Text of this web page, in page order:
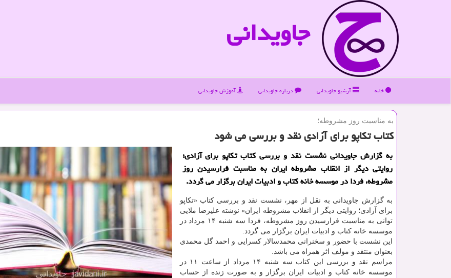
جاویدانی
خانه آرشیو جاویدانی درباره جاویدانی آموزش جاویدانی
به مناسبت روز مشروطه؛
كتاب تكاپو برای آزادی نقد و بررسی می شود
به گزارش جاویدانی نشست نقد و بررسی كتاب تكاپو برای آزادی؛
روایتی دیگر از انقلاب مشروطه ایران به مناسبت فرارسیدن روز
مشروطه، فردا در موسسه خانه كتاب و ادبیات ایران برگزار می گردد.
به گزارش جاویدانی به نقل از مهر، نشست نقد و بررسی کتاب «تکاپو
برای آزادی؛ روایتی دیگر از انقلاب مشروطه ایران» نوشته علیرضا ملایی
توانی به مناسبت فرارسیدن روز مشروطه، فردا سه شنبه ۱۴ مرداد در
موسسه خانه کتاب و ادبیات ایران برگزار می گردد.
این نشست با حضور و سخنرانی محمدسالار کسرایی و احمد گل محمدی
بعنوان منتقد و مولف اثر همراه می باشد.
مراسم نقد و بررسی این کتاب سه شنبه ۱۴ مرداد از ساعت ۱۱ در
موسسه خانه کتاب و ادبیات ایران برگزار و به صورت زنده از حساب